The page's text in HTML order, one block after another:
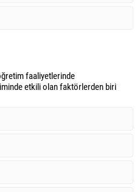
faaliyetlerinde
etkili olan faktörlerden biri